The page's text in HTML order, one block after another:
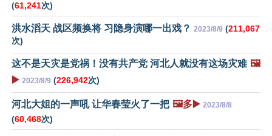
(61,241次)
洪水滔天 战区频换将 习隐身演哪一出戏？ 2023/8/9 (211,067
次)
这不是天灾是党祸！没有共产党 河北人就没有这场灾难 🖼️
▶️ 2023/8/9 (226,942次)
河北大姐的一声吼 让华春莹火了一把 🖼️多▶️ 2023/8/8
(60,468次)